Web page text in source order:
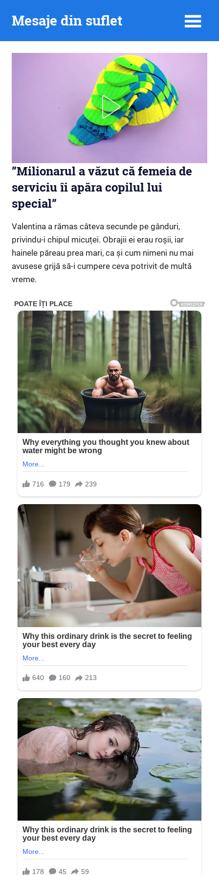
Mesaje din suflet
”Milionarul a văzut că femeia de
serviciu îi apăra copilul lui
special”
Valentina a rămas câteva secunde pe gânduri,
privindu-i chipul micuței. Obrajii ei erau roșii, iar
hainele păreau prea mari, ca și cum nimeni nu mai
avusese grijă să-i cumpere ceva potrivit de multă
vreme.